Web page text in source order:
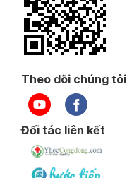
Theo dõi chúng tôi
Đối tác liên kết